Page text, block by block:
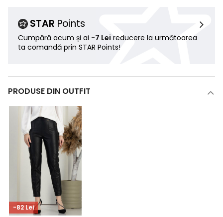
STAR Points
Cumpără acum și ai -7 Lei reducere la următoarea
ta comandă prin STAR Points!
PRODUSE DIN OUTFIT
-82 Lei